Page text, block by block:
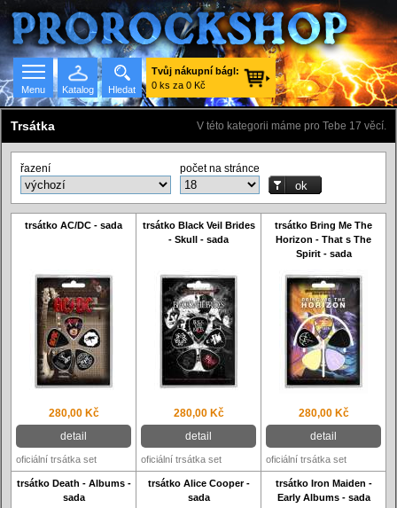
Hledat
Seznam skupin
Menu
Tvůj nákupní bágl:
0 ks za 0 Kč
V této kategorii máme pro Tebe 17 věcí.
Trsátka
řazení počet na stránce
trsátko AC/DC - sada
trsátko Black Veil Brides
- Skull - sada
trsátko Bring Me The
Horizon - That s The
Spirit - sada
280,00 Kč
detail
280,00 Kč
detail
280,00 Kč
detail
oficiální trsátka set oficiální trsátka set oficiální trsátka set
trsátko Death - Albums -
sada
trsátko Alice Cooper -
sada
trsátko Iron Maiden -
Early Albums - sada
Katalog